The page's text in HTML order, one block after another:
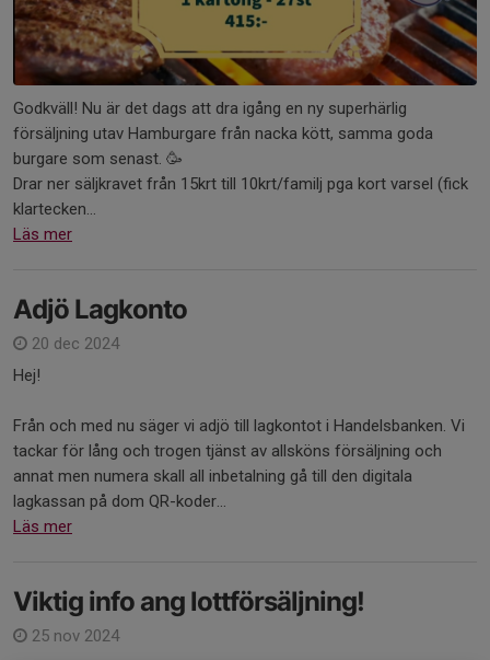
Godkväll! Nu är det dags att dra igång en ny superhärlig
försäljning utav Hamburgare från nacka kött, samma goda
burgare som senast. 🥳
Drar ner säljkravet från 15krt till 10krt/familj pga kort varsel (fick
klartecken...
Läs mer
Adjö Lagkonto
20 dec 2024
Hej!
Från och med nu säger vi adjö till lagkontot i Handelsbanken. Vi
tackar för lång och trogen tjänst av allsköns försäljning och
annat men numera skall all inbetalning gå till den digitala
lagkassan på dom QR-koder...
Läs mer
Viktig info ang lottförsäljning!
25 nov 2024